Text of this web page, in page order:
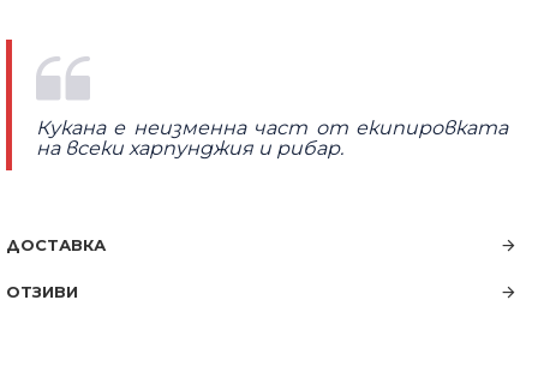
Кукана е неизменна част от екипировката
на всеки харпунджия и рибар.
ДОСТАВКА
ОТЗИВИ